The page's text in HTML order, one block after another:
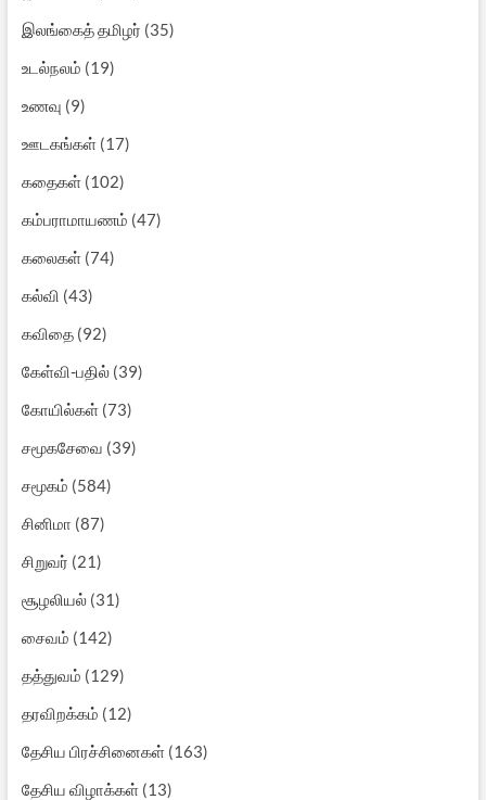
இலங்கைத் தமிழர் (35)
உடல்நலம் (19)
உணவு (9)
ஊடகங்கள்(17)
கதைகள்(102)
கம்பராமாயணம் (47)
கலைகள்(74)
கல்வி (43)
கவிதை(92)
கேள்வி-பதில்(39)
கோயில்கள்(73)
சமூகசேவை (39)
சமூகம் (584)
சினிமா (87)
சிறுவர் (21)
சூழலியல்(31)
சைவம் (142)
தத்துவம் (129)
தரவிறக்கம் (12)
தேசிய பிரச்சினைகள்(163)
தேசிய விழாக்கள்(13)